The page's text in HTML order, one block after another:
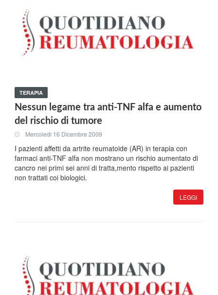
TERAPIA
Nessun legame tra anti-TNF alfa e aumento
del rischio di tumore
Mercoledi 16 Dicembre 2009
I pazienti affetti da artrite reumatoide (AR) in terapia con
farmaci anti-TNF alfa non mostrano un rischio aumentato di
cancro nei primi sei anni di tratta,mento rispetto ai pazienti
non trattati coi biologici.
LEGGI